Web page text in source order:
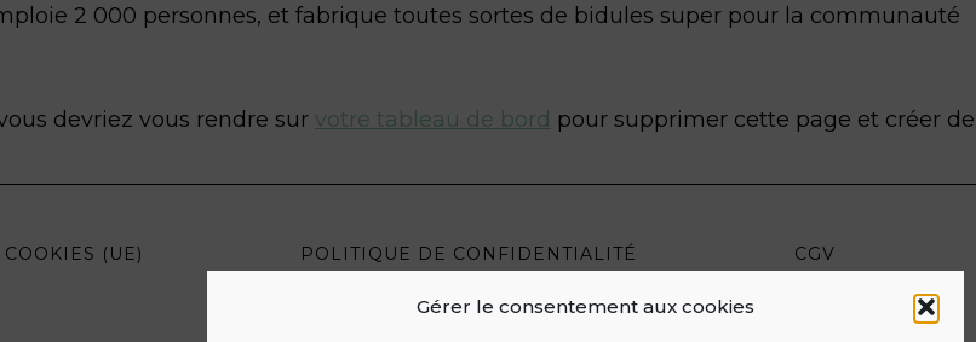
Gérer le consentement aux cookies
2 000 personnes, et fabrique toutes sortes de bidules super pour la communauté
devriez vous rendre sur votre tableau de bord pour supprimer cette page et créer de
(UE) POLITIQUE DE CONFIDENTIALITÉ CGV